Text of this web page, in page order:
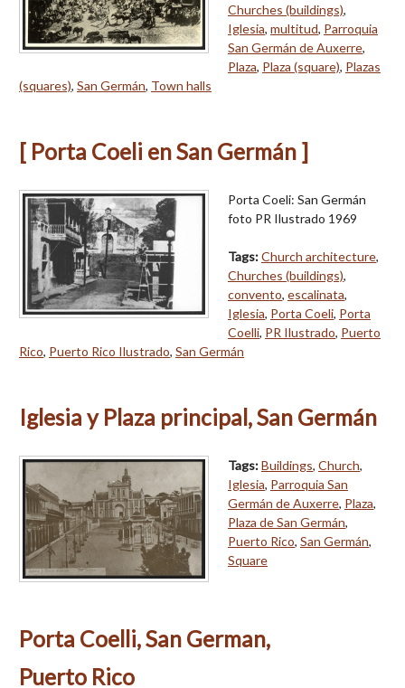
Churches (buildings),
Iglesia, multitud, Parroquia
San Germán de Auxerre,
Plaza, Plaza (square), Plazas
(squares), San Germán, Town halls
[ Porta Coeli en San Germán ]
Porta Coeli: San Germán
foto PR Ilustrado 1969
Tags:Church architecture,
Churches (buildings),
convento, escalinata,
Iglesia, Porta Coeli, Porta
Coelli, PR Ilustrado, Puerto
Rico, Puerto Rico Ilustrado, San Germán
Iglesia y Plaza principal, San Germán
Tags:Buildings, Church,
Iglesia, Parroquia San
Germán de Auxerre, Plaza,
Plaza de San Germán,
Puerto Rico, San Germán,
Square
Porta Coelli, San German,
Puerto Rico